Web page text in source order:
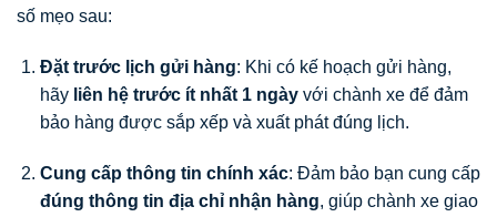
số mẹo sau:
Đặt trước lịch gửi hàng: Khi có kế hoạch gửi hàng,
hãy liên hệ trước ít nhất 1 ngàyvới chành xe để đảm
bảo hàng được sắp xếp và xuất phát đúng lịch.
Cung cấp thông tin chính xác: Đảm bảo bạn cung cấp
đúng thông tin địa chỉ nhận hàng, giúp chành xe giao